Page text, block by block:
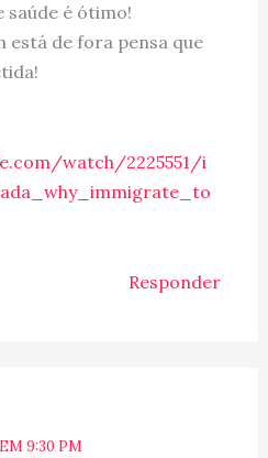
saúde é ótimo!
está de fora pensa que
watch/2225551/i
Responder
9:30 PM